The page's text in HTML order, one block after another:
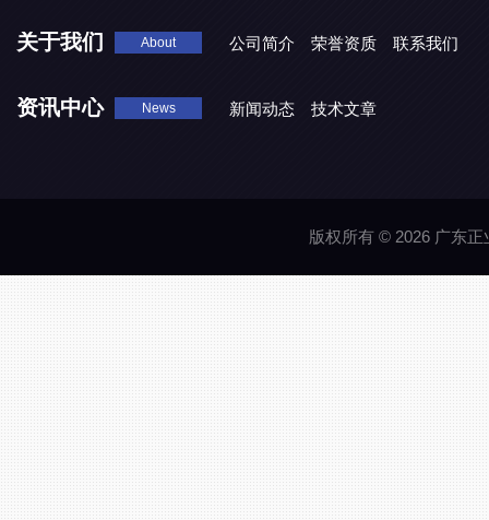
关于我们 About 公司简介 荣誉资质 联系我们
资讯中心 News 新闻动态 技术文章
版权所有 © 2026 广东